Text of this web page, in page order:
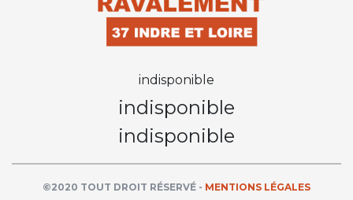
indisponible
indisponible
indisponible
©2020 TOUT DROIT RÉSERVÉ - MENTIONS LÉGALES